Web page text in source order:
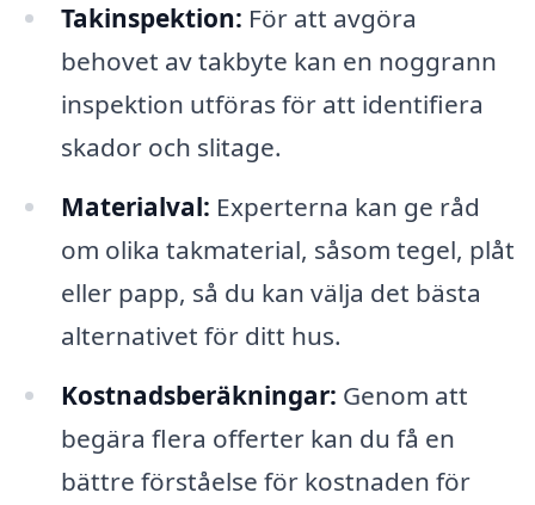
Takinspektion: För att avgöra
behovet av takbyte kan en noggrann
inspektion utföras för att identifiera
skador och slitage.
Materialval: Experterna kan ge råd
om olika takmaterial, såsom tegel, plåt
eller papp, så du kan välja det bästa
alternativet för ditt hus.
Kostnadsberäkningar: Genom att
begära flera offerter kan du få en
bättre förståelse för kostnaden för